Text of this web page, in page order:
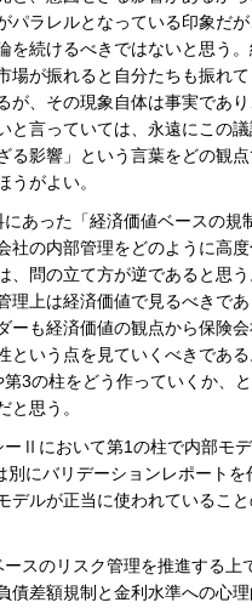
パラレルとなっている印象だ
を続けるべきではないと思う
場が振れると自分たちも振れ
が、その現象自体は事実であ
と言っていては、永遠にこの議
る影響」という言葉をどの観
うがよい。
った「経済価値ベースの規
社の内部管理をどのように高
、問の立て方が逆であると思
理上は経済価値で見るべきで
ーも経済価値の観点から保険
という点を見ていくべきであ
第3の柱をどう作っていくか、
と思う。
において第1の柱で内部モデ
別にバリデーションレポートを
デルが正当に使われているこ
のリスク管理を推進する上で
債差額規制と金利水準への心